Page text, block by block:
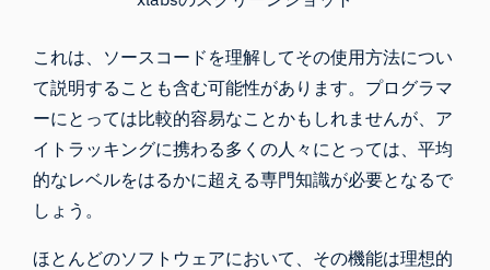
これは、ソースコードを理解してその使用方法につい
て説明することも含む可能性があります。プログラマ
ーにとっては比較的容易なことかもしれませんが、ア
イトラッキングに携わる多くの人々にとっては、平均
的なレベルをはるかに超える専門知識が必要となるで
しょう。
ほとんどのソフトウェアにおいて、その機能は理想的